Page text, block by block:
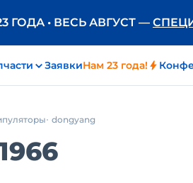
ГОДА • ВЕСЬ АВГУСТ —
ЗаявкиНам 23 года!
dongyang